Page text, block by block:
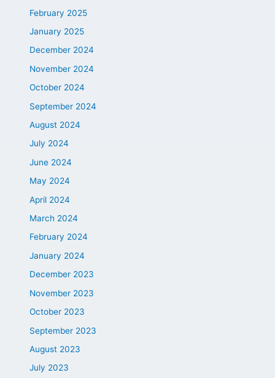
February 2025
January 2025
December 2024
November 2024
October 2024
September 2024
August 2024
July 2024
June 2024
May 2024
April 2024
March 2024
February 2024
January 2024
December 2023
November 2023
October 2023
September 2023
August 2023
July 2023